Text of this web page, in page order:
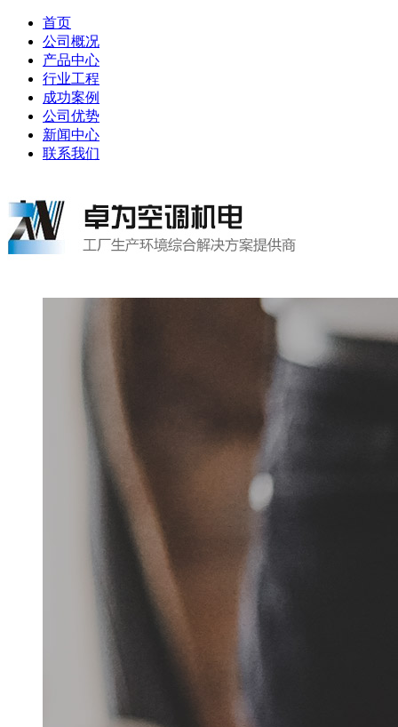
首页
公司概况
产品中心
行业工程
成功案例
公司优势
新闻中心
联系我们